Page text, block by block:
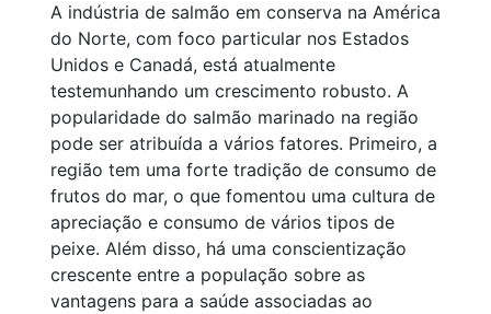
A indústria de salmão em conserva na América
do Norte, com foco particular nos Estados
Unidos e Canadá, está atualmente
testemunhando um crescimento robusto. A
popularidade do salmão marinado na região
pode ser atribuída a vários fatores. Primeiro, a
região tem uma forte tradição de consumo de
frutos do mar, o que fomentou uma cultura de
apreciação e consumo de vários tipos de
peixe. Além disso, há uma conscientização
crescente entre a população sobre as
vantagens para a saúde associadas ao